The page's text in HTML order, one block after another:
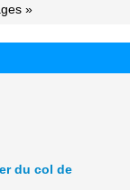
»
du col de